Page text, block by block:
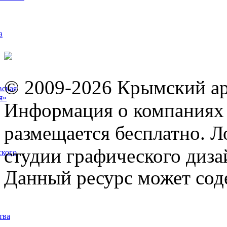
© 2009-2026 Крымский
Информация о компаниях
размещается бесплатно.
студии графического
Данный ресурс может